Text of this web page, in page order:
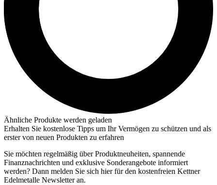
Ähnliche Produkte werden geladen
Erhalten Sie kostenlose Tipps um Ihr Vermögen zu schützen und als
erster von neuen Produkten zu erfahren
Sie möchten regelmäßig über Produktneuheiten, spannende
Finanznachrichten und exklusive Sonderangebote informiert
werden? Dann melden Sie sich hier für den kostenfreien Kettner
Edelmetalle Newsletter an.